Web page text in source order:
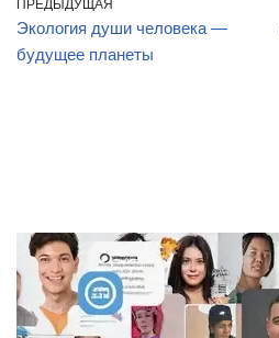
ПРЕДЫДУЩАЯ
Экология души человека —
будущее планеты